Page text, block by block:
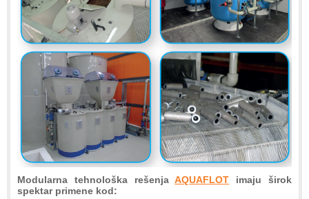
Modularna tehnološka rešenjaAQUAFLOT imaju širok
spektar primene kod: